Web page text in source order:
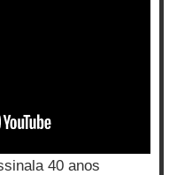
40 anos